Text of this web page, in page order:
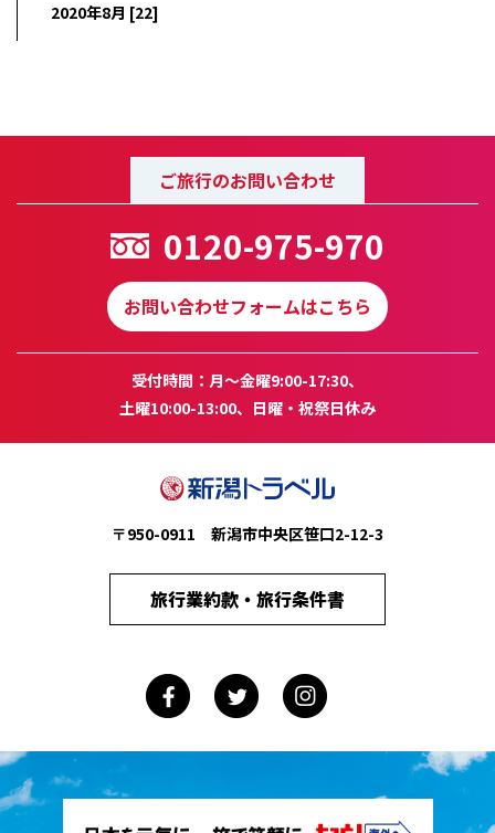
2020年8月 [22]
ご旅行のお問い合わせ
0120-975-970
お問い合わせフォームはこちら
受付時間：月～金曜9:00-17:30、
土曜10:00-13:00、日曜・祝祭日休み
〒950-0911 新潟市中央区笹口2-12-3
旅行業約款・旅行条件書